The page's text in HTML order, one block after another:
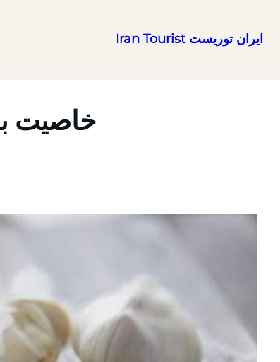
ایران توریست Iran Tourist
خاصیت